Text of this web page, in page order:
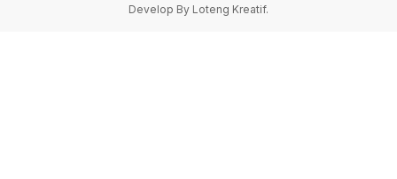
Develop By Loteng Kreatif.